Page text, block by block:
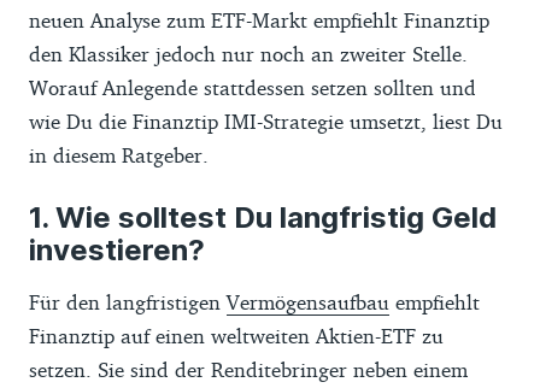
neuen Analyse zum ETF-Markt empfiehlt Finanztip
den Klassiker jedoch nur noch an zweiter Stelle.
Worauf Anlegende stattdessen setzen sollten und
wie Du die Finanztip IMI-Strategie umsetzt, liest Du
in diesem Ratgeber.
Wie solltest Du langfristig Geld
investieren?
Für den langfristigenVermögensaufbau empfiehlt
Finanztip auf einen weltweiten Aktien-ETF zu
setzen. Sie sind der Renditebringer neben einem